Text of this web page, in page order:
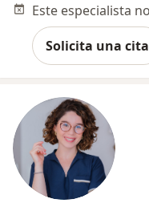
Solicita una cita